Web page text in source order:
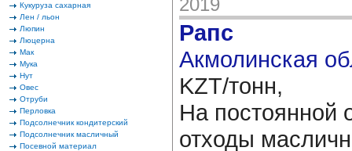
Кукуруза сахарная
Лен / льон
Люпин
Люцерна
Мак
Мука
Нут
Овес
Отруби
Перловка
Подсолнечник кондитерский
Подсолнечник масличный
Посевной материал
2019
Рапс
Акмолинская
KZT/тонн,
На постоянной
отходы